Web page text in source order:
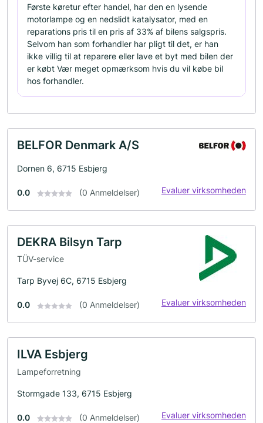
Første køretur efter handel, har den en lysende
motorlampe og en nedslidt katalysator, med en
reparations pris til en pris af 33% af bilens salgspris.
Selvom han som forhandler har pligt til det, er han
ikke villig til at reparere eller lave et byt med bilen der
er købt Vær meget opmærksom hvis du vil købe bil
hos forhandler.
BELFOR Denmark A/S
Dornen 6, 6715 Esbjerg
0.0 (0 Anmeldelser) Evaluer virksomheden
DEKRA Bilsyn Tarp
TÜV-service
Tarp Byvej 6C, 6715 Esbjerg
0.0 (0 Anmeldelser) Evaluer virksomheden
ILVA Esbjerg
Lampeforretning
Stormgade 133, 6715 Esbjerg
0.0 (0 Anmeldelser) Evaluer virksomheden